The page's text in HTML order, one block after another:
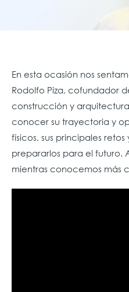
En esta ocasión nos
Rodolfo Piza, cofundador
construcción y
conocer su trayectoria y
físicos, sus principales
prepararlos para el futuro.
mientras conocemos más